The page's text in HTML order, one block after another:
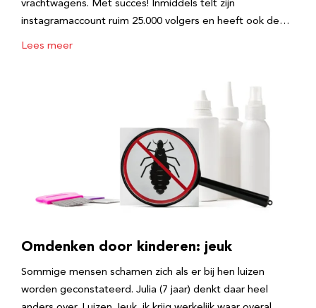
vrachtwagens. Met succes! Inmiddels telt zijn
instagramaccount ruim 25.000 volgers en heeft ook de…
Lees meer
Omdenken door kinderen: jeuk
Sommige mensen schamen zich als er bij hen luizen
worden geconstateerd. Julia (7 jaar) denkt daar heel